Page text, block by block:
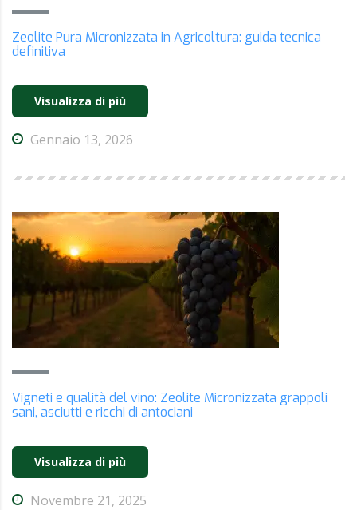
Zeolite Pura Micronizzata in Agricoltura: guida tecnica
definitiva
Visualizza di più
Gennaio 13, 2026
Vigneti e qualità del vino: Zeolite Micronizzata grappoli
sani, asciutti e ricchi di antociani
Visualizza di più
Novembre 21, 2025